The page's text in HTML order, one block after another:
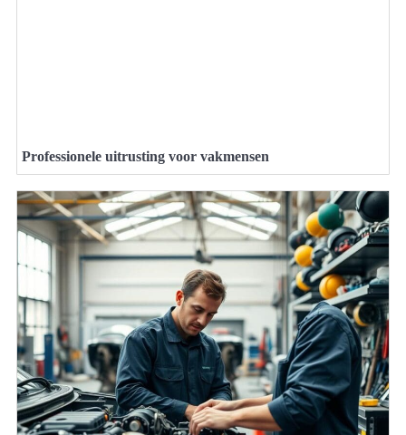
Professionele uitrusting voor vakmensen